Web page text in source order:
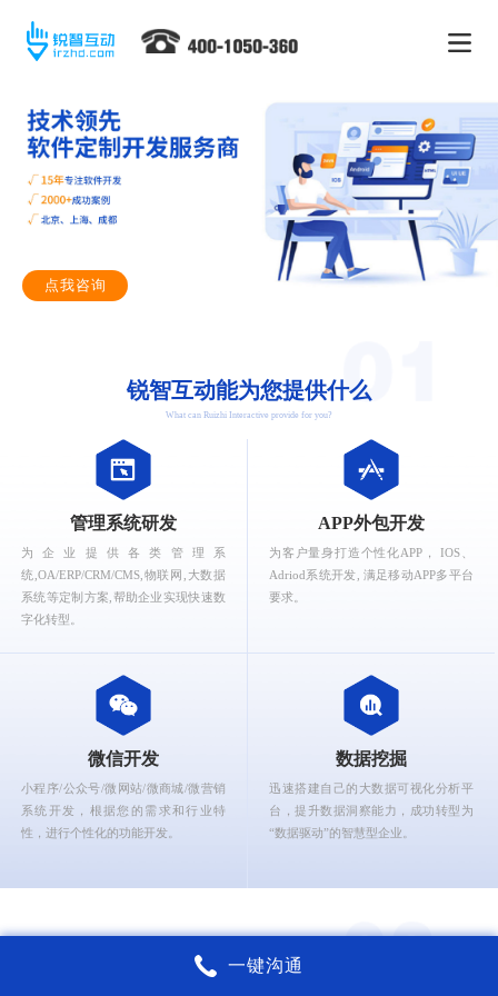
点我咨询
锐智互动能为您提供什么
What can Ruizhi Interactive provide for you?
管理系统研发
为企业提供各类管理系
统,OA/ERP/CRM/CMS,物联网,大数据
系统等定制方案,帮助企业实现快速数
字化转型。
APP外包开发
为客户量身打造个性化APP， IOS、
Adriod系统开发, 满足移动APP多平台
要求。
微信开发
小程序/公众号/微网站/微商城/微营销
系统开发，根据您的需求和行业特
性，进行个性化的功能开发。
数据挖掘
迅速搭建自己的大数据可视化分析平
台，提升数据洞察能力，成功转型为
“数据驱动”的智慧型企业。
锐智互动核心能力
一键沟通